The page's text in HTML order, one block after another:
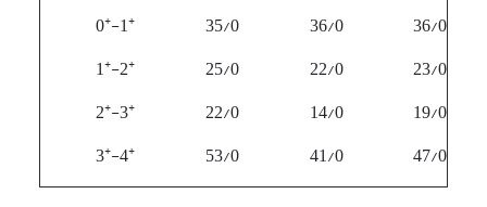
36/0
36/0
35/0
+
1-
+
0
23/0
22/0
25/0
+
2-
+
1
19/0
14/0
22/0
+
3-
+
2
47/0
41/0
53/0
+
4-
+
3